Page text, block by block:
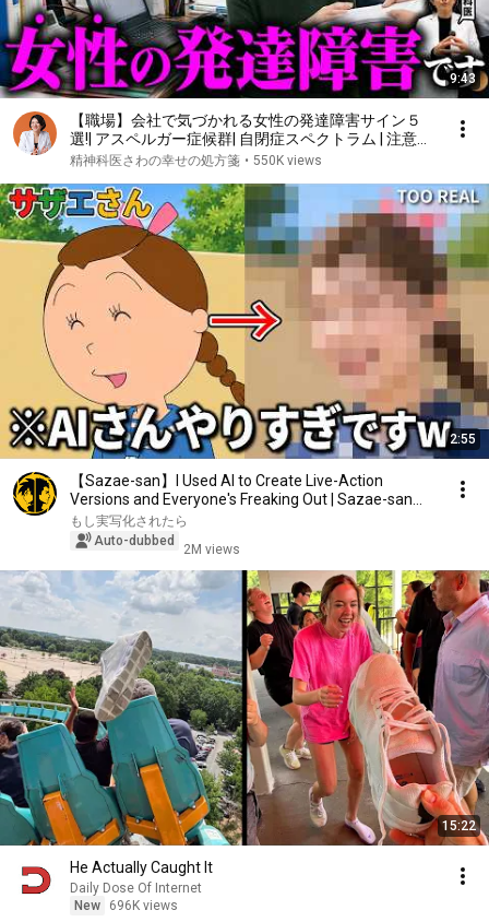
9:43
【職場】会社で気づかれる女性の発達障害サイン５
選!| アスペルガー症候群| 自閉症スペクトラム | 注意欠
如多動症 | ADHD・ASD・LD
精神科医さわの幸せの処方箋 • 550K views
2:55
【Sazae-san】I Used AI to Create Live-Action
Versions and Everyone's Freaking Out | Sazae-san
Live ...
もし実写化されたら
Auto-dubbed
2M views
15:22
He Actually Caught It
Daily Dose Of Internet
New
696K views